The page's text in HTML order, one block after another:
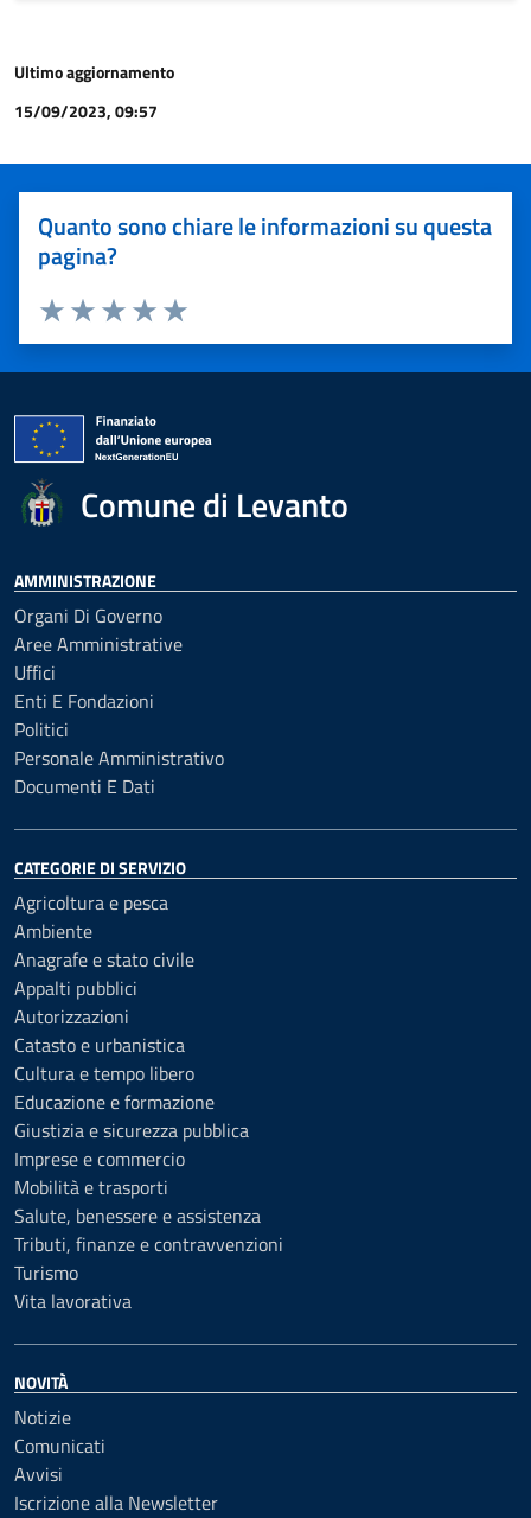
Ultimo aggiornamento
15/09/2023, 09:57
Quanto sono chiare le informazioni su questa
pagina?
Valuta 5 stelle su 5
Valuta 4 stelle su 5
Valuta 3 stelle su 5
Valuta 2 stelle su 5
Valuta 1 stelle su 5
Comune di Levanto
AMMINISTRAZIONE
Organi Di Governo
Aree Amministrative
Uffici
Enti E Fondazioni
Politici
Personale Amministrativo
Documenti E Dati
CATEGORIE DI SERVIZIO
Agricoltura e pesca
Ambiente
Anagrafe e stato civile
Appalti pubblici
Autorizzazioni
Catasto e urbanistica
Cultura e tempo libero
Educazione e formazione
Giustizia e sicurezza pubblica
Imprese e commercio
Mobilità e trasporti
Salute, benessere e assistenza
Tributi, finanze e contravvenzioni
Turismo
Vita lavorativa
NOVITÀ
Notizie
Comunicati
Avvisi
Iscrizione alla Newsletter